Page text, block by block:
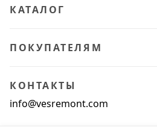
AURAMAX
КАТАЛОГ
ПОКУПАТЕЛЯМ
КОНТАКТЫ
info@vesremont.com